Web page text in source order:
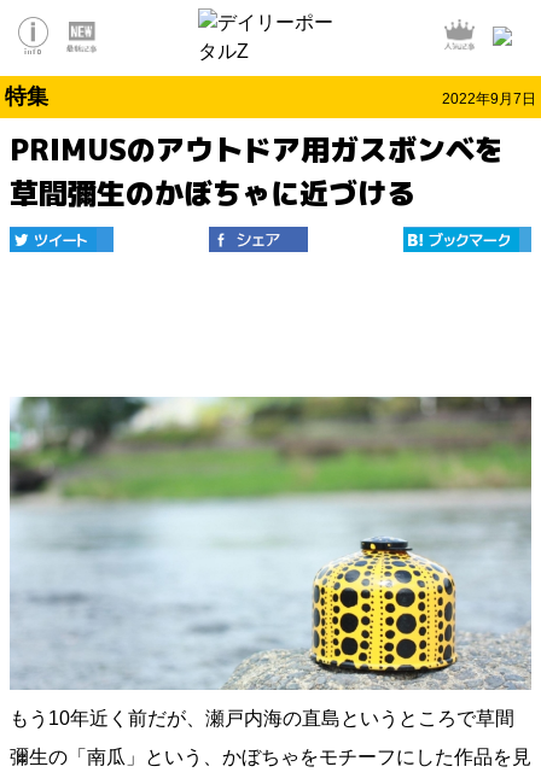
特集 2022年9月7日
PRIMUSのアウトドア用ガスボンベを
草間彌生のかぼちゃに近づける
もう10年近く前だが、瀬戸内海の直島というところで草間
彌生の「南瓜」という、かぼちゃをモチーフにした作品を見